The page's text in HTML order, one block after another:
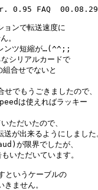
0.95 FAQ  00.08.29
ンで転送速度に
。
ンツ短縮が…(^^;;
シリアルカードで
合せでないと
でもうごきましたので、
は使えればラッキー
ただいたので、
出来るようにしました
が限界でしたが、
ただいています。
というケーブルの
ません。